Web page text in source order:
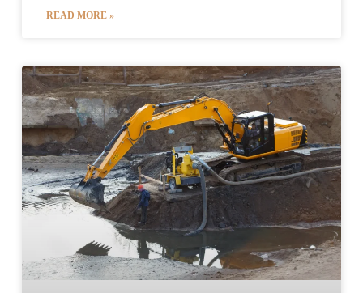
READ MORE »